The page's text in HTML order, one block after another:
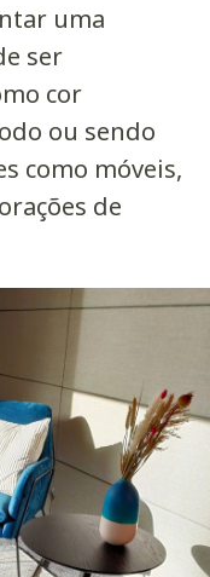
uma
ser
cor
ou sendo
como móveis,
de